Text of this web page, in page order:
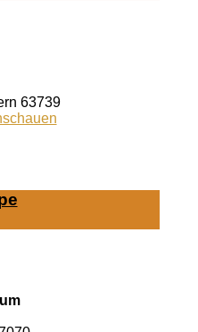
63739